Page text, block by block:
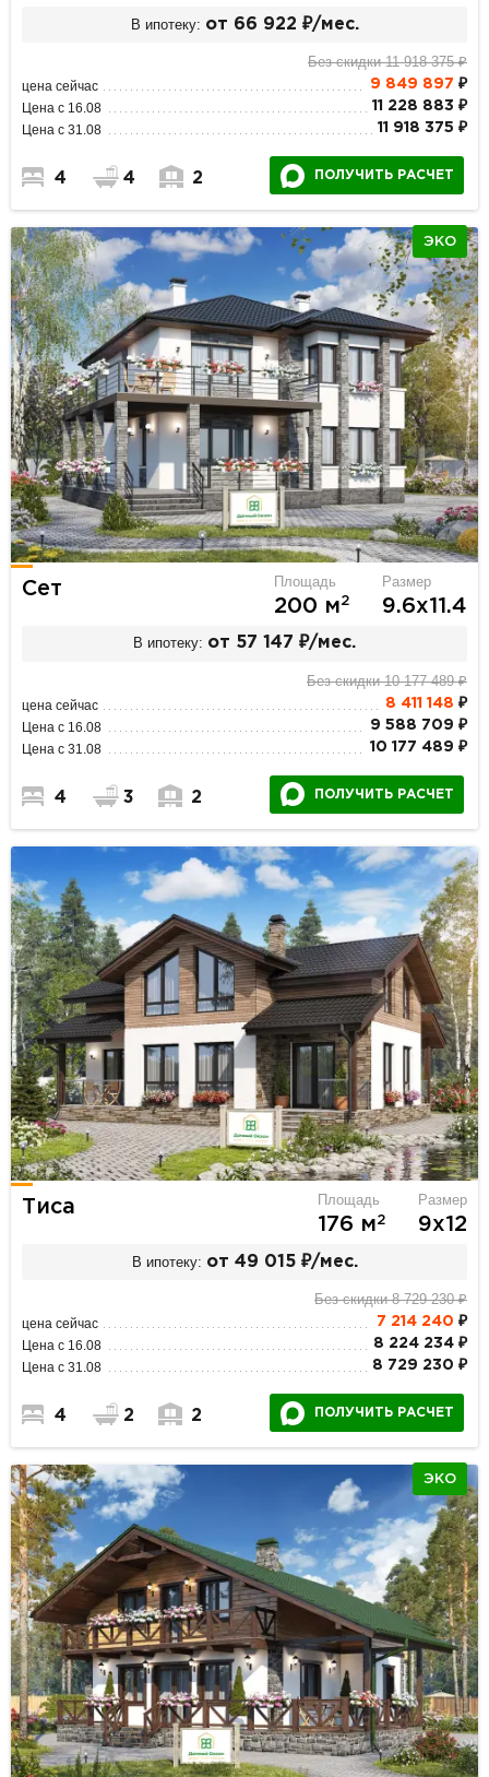
В ипотеку: от 66 922 ₽/мес.
Без скидки 11 918 375 ₽
цена сейчас 9 849 897 ₽
Цена с 16.08 11 228 883 ₽
Цена с 31.08 11 918 375 ₽
4 4 2 ПОЛУЧИТЬ РАСЧЕТ
ЭКО
Сет Площадь
200 м2
Размер
9.6х11.4
В ипотеку: от 57 147 ₽/мес.
Без скидки 10 177 489 ₽
цена сейчас 8 411 148 ₽
Цена с 16.08 9 588 709 ₽
Цена с 31.08 10 177 489 ₽
4 3 2 ПОЛУЧИТЬ РАСЧЕТ
Тиса Площадь
176 м2
Размер
9х12
В ипотеку: от 49 015 ₽/мес.
Без скидки 8 729 230 ₽
цена сейчас 7 214 240 ₽
Цена с 16.08 8 224 234 ₽
Цена с 31.08 8 729 230 ₽
4 2 2 ПОЛУЧИТЬ РАСЧЕТ
ЭКО